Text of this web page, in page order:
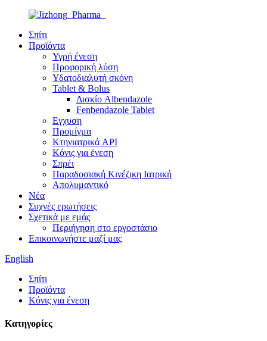
Σπίτι
Προϊόντα
Υγρή ένεση
Προφορική λύση
Υδατοδιαλυτή σκόνη
Tablet & Bolus
Δισκίο Albendazole
Fenbendazole Tablet
Εγχυση
Προμίγμα
Κτηνιατρικά API
Κόνις για ένεση
Σπρέι
Παραδοσιακή Κινέζικη Ιατρική
Απολυμαντικό
Νέα
Συχνές ερωτήσεις
Σχετικά με εμάς
Περιήγηση στο εργοστάσιο
Επικοινωνήστε μαζί μας
English
Σπίτι
Προϊόντα
Κόνις για ένεση
Κατηγορίες